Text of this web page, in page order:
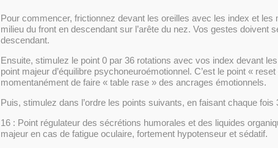
Pour commencer, frictionnez devant les oreilles avec les index et les
milieu du front en descendant sur l’arête du nez. Vos gestes doivent
descendant.
Ensuite, stimulez le point 0 par 36 rotations avec vos index devant les
point majeur d’équilibre psychoneuroémotionnel. C’est le point «
momentanément de faire « table rase » des ancrages émotionnels.
Puis, stimulez dans l’ordre les points suivants, en faisant chaque fois
16 : Point régulateur des sécrétions humorales et des liquides
majeur en cas de fatigue oculaire, fortement hypotenseur et sédatif.